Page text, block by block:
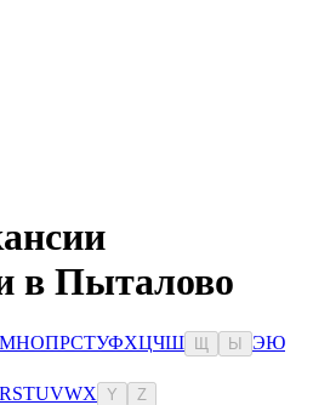
в Пыталово
МНОПРСТУФХЦЧШ Ы ЭЮ
RSTUVWX Y Z